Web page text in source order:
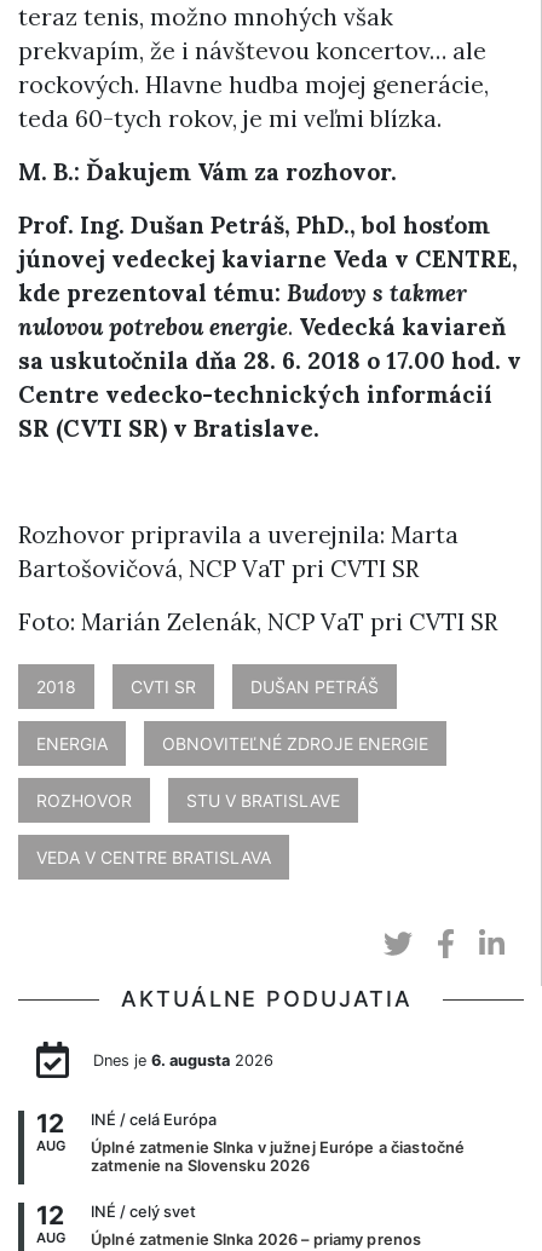
teraz tenis, možno mnohých však
prekvapím, že i návštevou koncertov… ale
rockových. Hlavne hudba mojej generácie,
teda 60-tych rokov, je mi veľmi blízka.
M. B.: Ďakujem Vám za rozhovor.
Prof. Ing. Dušan Petráš, PhD., bol hosťom
júnovej vedeckej kaviarne Veda v CENTRE,
kde prezentoval tému: Budovy s takmer
nulovou potrebou energie. Vedecká kaviareň
sa uskutočnila dňa 28. 6. 2018 o 17.00 hod. v
Centre vedecko-technických informácií
SR (CVTI SR) v Bratislave.
Rozhovor pripravila a uverejnila: Marta
Bartošovičová, NCP VaT pri CVTI SR
Foto: Marián Zelenák, NCP VaT pri CVTI SR
2018 CVTI SR DUŠAN PETRÁŠ
ENERGIA OBNOVITEĽNÉ ZDROJE ENERGIE
ROZHOVOR STU V BRATISLAVE
VEDA V CENTRE BRATISLAVA
AKTUÁLNE PODUJATIA
Dnes je 6. augusta2026
12
AUG
INÉ / celá Európa
Úplné zatmenie Slnka v južnej Európe a čiastočné
zatmenie na Slovensku 2026
12
AUG
INÉ / celý svet
Úplné zatmenie Slnka 2026 – priamy prenos